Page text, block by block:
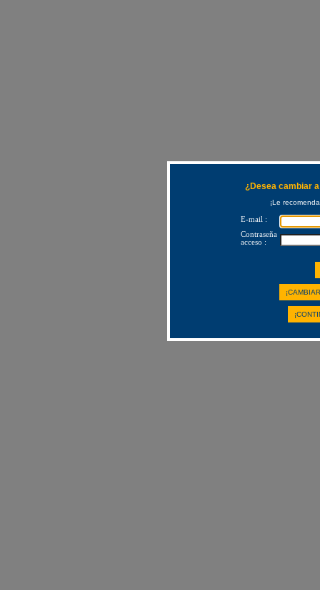
¿Desea cambiar
¡Le
E-mail :
Contraseña
acceso :